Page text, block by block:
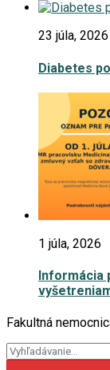
23 júla, 2026
Diabetes
1 júla, 2026
Informácia
Fakultná